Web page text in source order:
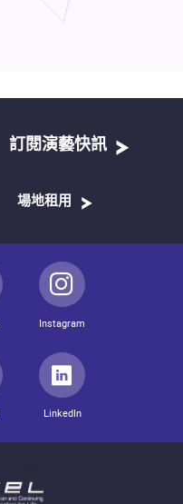
訂閱演藝快訊
場地租用
Instagram
LinkedIn